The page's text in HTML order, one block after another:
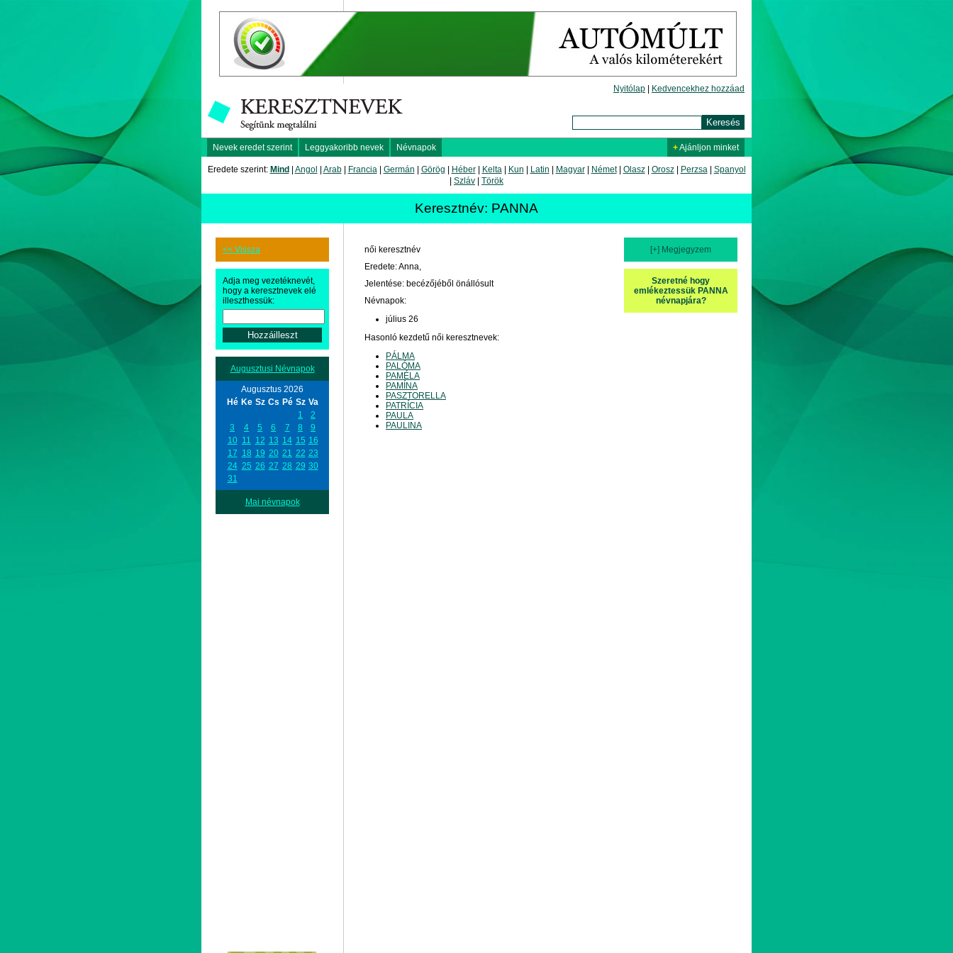
Nyitólap Kedvencekhez hozzáad
Nevek eredet szerint Leggyakoribb nevek Névnapok +Ajánljon minket
Eredete szerint: Mind Angol Arab| Francia| Germán Görög Héber| Kelta| Kun Latin Magyar| Német| Olasz| Orosz| Perzsa| Spanyol
Szláv Török
Keresztnév: PANNA
<< Vissza
Adja meg vezetéknevét,
hogy a keresztnevek elé
illeszthessük:
Augusztusi Névnapok
Augusztus 2026
Hé Ke Sz Cs Pé Sz Va
1
2
3
4 5 6 7 8
9
10 11 12 13 14 15 16
17 18 19 20 21 22 23
24 25 26 27 28 29 30
31
Mai névnapok
[+] Megjegyzem
Szeretné hogy
emlékeztessük PANNA
névnapjára?
női keresztnév
Eredete: Anna,
Jelentése: becézőjéből önállósult
Névnapok:
július 26
Hasonló kezdetű női keresztnevek:
PÁLMA
PALÓMA
PAMÉLA
PAMÍNA
PASZTORELLA
PATRÍCIA
PAULA
PAULINA